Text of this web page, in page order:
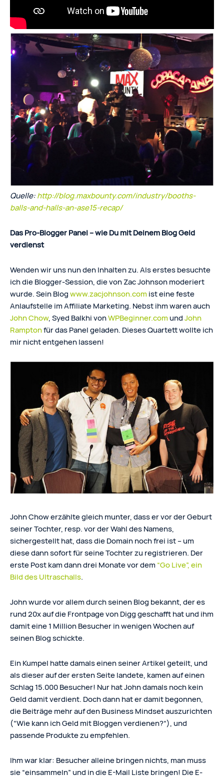
Quelle:http://blog.maxbounty.com/industry/booths-
balls-and-halls-an-ase15-recap/
Das Pro-Blogger Panel – wie Du mit Deinem Blog Geld
verdienst
Wenden wir uns nun den Inhalten zu. Als erstes besuchte
ich die Blogger-Session, die von Zac Johnson moderiert
wurde. Sein Blogwww.zacjohnson.com ist eine feste
Anlaufstelle im Affiliate Marketing. Nebst ihm waren auch
John Chow, Syed Balkhi vonWPBeginner.comundJohn
Ramptonfür das Panel geladen. Dieses Quartett wollte ich
mir nicht entgehen lassen!
John Chow erzählte gleich munter, dass er vor der Geburt
seiner Tochter, resp. vor der Wahl des Namens,
sichergestellt hat, dass die Domain noch frei ist – um
diese dann sofort für seine Tochter zu registrieren. Der
erste Post kam dann drei Monate vor dem “Go Live”, ein
Bild des Ultraschalls.
John wurde vor allem durch seinen Blog bekannt, der es
rund 20x auf die Frontpage von Digg geschafft hat und ihm
damit eine 1 Million Besucher in wenigen Wochen auf
seinen Blog schickte.
Ein Kumpel hatte damals einen seiner Artikel geteilt, und
als dieser auf der ersten Seite landete, kamen auf einen
Schlag 15.000 Besucher! Nur hat John damals noch kein
Geld damit verdient. Doch dann hat er damit begonnen,
die Beiträge mehr auf den Business Mindset auszurichten
(“Wie kann ich Geld mit Bloggen verdienen?“), und
passende Produkte zu empfehlen.
Ihm war klar: Besucher alleine bringen nichts, man muss
sie “einsammeln” und in die E-Mail Liste bringen! Die E-